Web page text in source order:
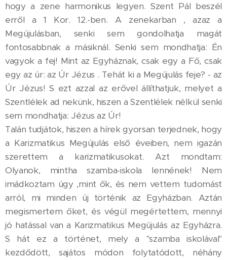
hogy a zene harmonikus legyen. Szent Pál beszél
erről a 1 Kor. 12.-ben. A zenekarban , azaz a
Megújulásban, senki sem gondolhatja magát
fontosabbnak a másiknál. Senki sem mondhatja: Én
vagyok a fej! Mint az Egyháznak, csak egy a Fő, csak
egy az úr: az Úr Jézus . Tehát ki a Megújulás feje? - az
Úr Jézus! S ezt azzal az erővel állíthatjuk, melyet a
Szentlélek ad nekünk, hiszen a Szentlélek nélkül senki
sem mondhatja: Jézus az Úr!
Talán tudjátok, hiszen a hírek gyorsan terjednek, hogy
a Karizmatikus Megújulás első éveiben, nem igazán
szerettem a karizmatikusokat. Azt mondtam:
Olyanok, mintha szamba-iskola lennének! Nem
imádkoztam úgy ,mint ők, és nem vettem tudomást
arról, mi minden új történik az Egyházban. Aztán
megismertem őket, és végül megértettem, mennyi
jó hatással van a Karizmatikus Megújulás az Egyházra.
S hát ez a történet, mely a "szamba iskolával"
kezdődött, sajátos módon folytatódott, néhány